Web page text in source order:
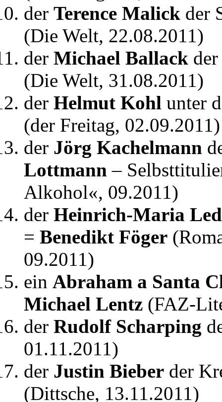
der Terence Malick der
(Die Welt, 22.08.2011)
der Michael Ballack
(Die Welt, 31.08.2011)
der Helmut Kohl unter
(der Freitag, 02.09.2011)
der Jörg Kachelmann
Lottmann –
Alkohol«, 09.2011)
der Heinrich-Maria
= Benedikt Föger
09.2011)
ein Abraham a Santa
Michael Lentz (FAZ-
der Rudolf Scharping
01.11.2011)
der Justin Bieber der
(Dittsche, 13.11.2011)